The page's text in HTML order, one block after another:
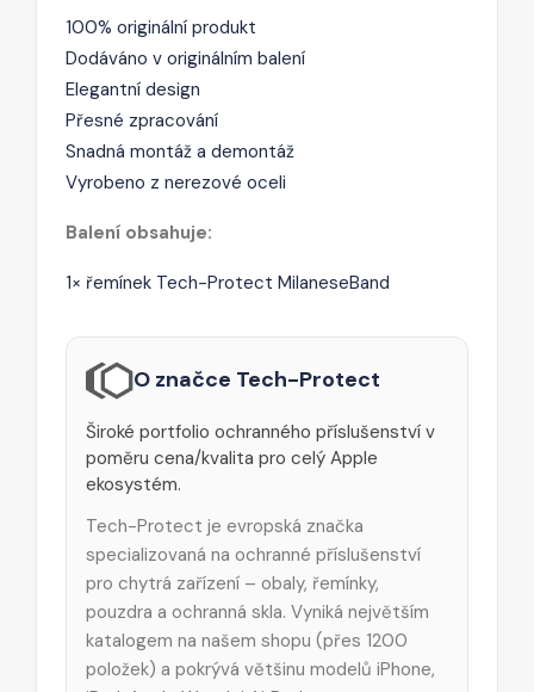
100% originální produkt
Dodáváno v originálním balení
Elegantní design
Přesné zpracování
Snadná montáž a demontáž
Vyrobeno z nerezové oceli
Balení obsahuje:
1× řemínek Tech-Protect MilaneseBand
O značce Tech-Protect
Široké portfolio ochranného příslušenství v
poměru cena/kvalita pro celý Apple
ekosystém.
Tech-Protect je evropská značka
specializovaná na ochranné příslušenství
pro chytrá zařízení – obaly, řemínky,
pouzdra a ochranná skla. Vyniká největším
katalogem na našem shopu (přes 1200
položek) a pokrývá většinu modelů iPhone,